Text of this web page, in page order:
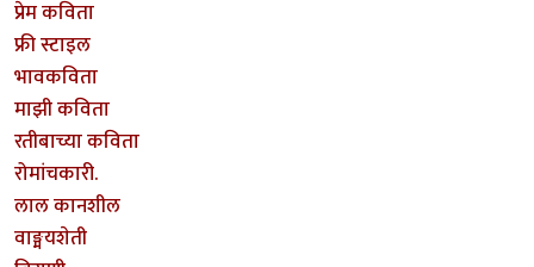
प्रेम कविता
फ्री स्टाइल
भावकविता
माझी कविता
रतीबाच्या कविता
रोमांचकारी.
लाल कानशील
वाङ्मयशेती